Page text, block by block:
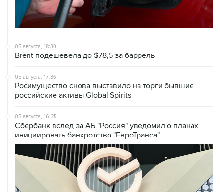
05 августа, 18:30
Brent подешевела до $78,5 за баррель
05 августа, 17:36
Росимущество снова выставило на торги бывшие
российские активы Global Spirits
05 августа, 16:25
Сбербанк вслед за АБ "Россия" уведомил о планах
инициировать банкротство "ЕвроТранса"